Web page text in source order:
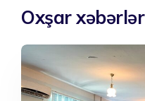
Oxşar xəbərlər